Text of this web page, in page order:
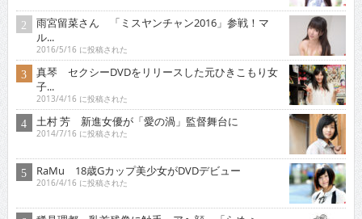
雨宮留菜さん 「ミスヤンチャン2016」参戦！マ
ル...
2016/5/16 に投稿された
真琴 セクシーDVDをリリースした元ひきこもり女
子...
2013/4/16 に投稿された
土村 芳 新進女優が「愛の渦」監督舞台に
2014/7/16 に投稿された
RaMu 18歳Gカップ美少女がDVDデビュー
2016/4/16 に投稿された